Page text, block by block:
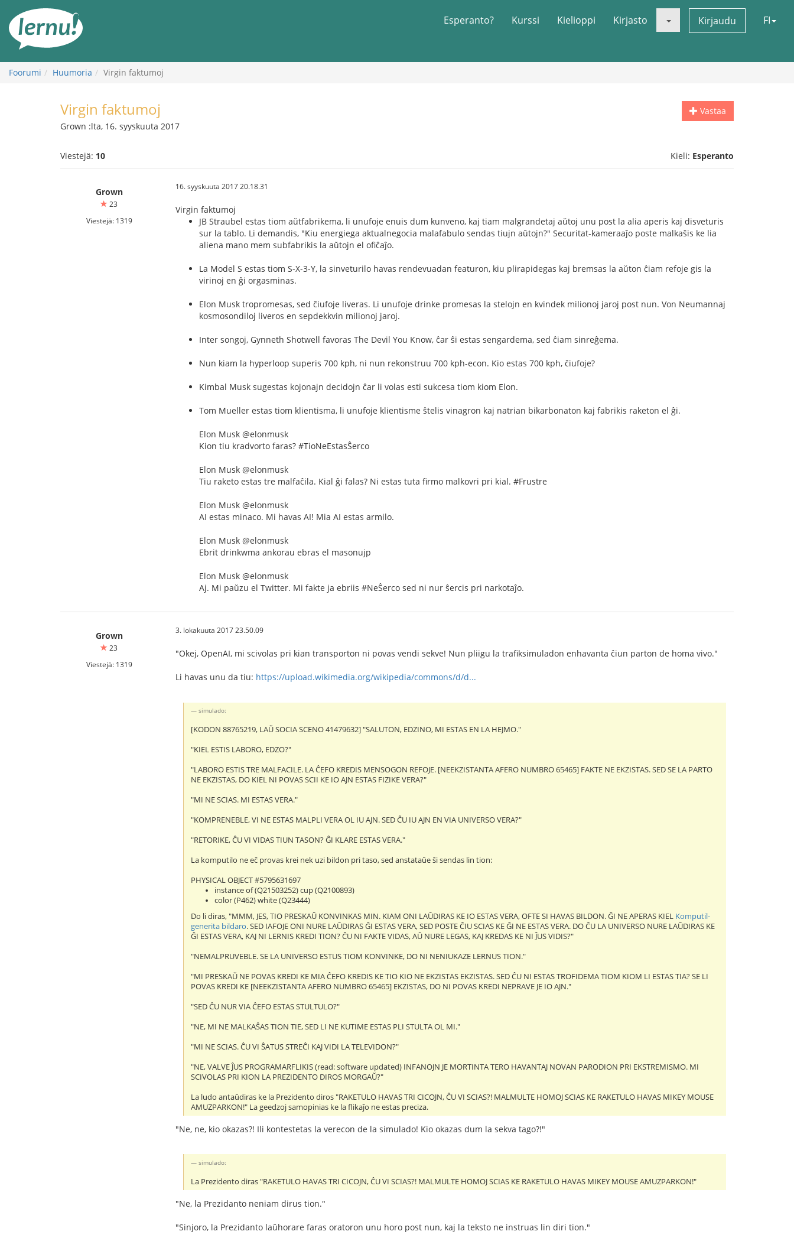
sisältöön
Esperanto? Kurssi Kielioppi Kirjasto Kirjaudu FI
Foorumi Huumoria Virgin faktumoj
Vastaa
Virgin faktumoj
Grown :lta, 16. syyskuuta 2017
Viestejä: 10 Kieli: Esperanto
Grown
23
Viestejä: 1319
16. syyskuuta 2017 20.18.31
Virgin faktumoj
JB Straubel estas tiom aŭtfabrikema, li unufoje enuis dum kunveno, kaj tiam malgrandetaj aŭtoj unu post la alia aperis kaj disveturis
sur la tablo. Li demandis, "Kiu energiega aktualnegocia malafabulo sendas tiujn aŭtojn?" Securitat-kameraaĵo poste malkaŝis ke lia
aliena mano mem subfabrikis la aŭtojn el ofiĉaĵo.
La Model S estas tiom S-X-3-Y, la sinveturilo havas rendevuadan featuron, kiu plirapidegas kaj bremsas la aŭton ĉiam refoje gis la
virinoj en ĝi orgasminas.
Elon Musk tropromesas, sed ĉiufoje liveras. Li unufoje drinke promesas la stelojn en kvindek milionoj jaroj post nun. Von Neumannaj
kosmosondiloj liveros en sepdekkvin milionoj jaroj.
Inter songoj, Gynneth Shotwell favoras The Devil You Know, ĉar ŝi estas sengardema, sed ĉiam sinreĝema.
Nun kiam la hyperloop superis 700 kph, ni nun rekonstruu 700 kph-econ. Kio estas 700 kph, ĉiufoje?
Kimbal Musk sugestas kojonajn decidojn ĉar li volas esti sukcesa tiom kiom Elon.
Tom Mueller estas tiom klientisma, li unufoje klientisme ŝtelis vinagron kaj natrian bikarbonaton kaj fabrikis raketon el ĝi.
Elon Musk @elonmusk
Kion tiu kradvorto faras? #TioNeEstasŜerco
Elon Musk @elonmusk
Tiu raketo estas tre malfaĉila. Kial ĝi falas? Ni estas tuta firmo malkovri pri kial. #Frustre
Elon Musk @elonmusk
AI estas minaco. Mi havas AI! Mia AI estas armilo.
Elon Musk @elonmusk
Ebrit drinkwma ankorau ebras el masonujp
Elon Musk @elonmusk
Aj. Mi paŭzu el Twitter. Mi fakte ja ebriis #NeŜerco sed ni nur ŝercis pri narkotaĵo.
Grown
23
Viestejä: 1319
3. lokakuuta 2017 23.50.09
"Okej, OpenAI, mi scivolas pri kian transporton ni povas vendi sekve! Nun pliigu la trafiksimuladon enhavanta ĉiun parton de homa vivo."
Li havas unu da tiu: https://upload.wikimedia.org/wikipedia/commons/d/d...
simulado:
[KODON 88765219, LAŬ SOCIA SCENO 41479632] "SALUTON, EDZINO, MI ESTAS EN LA HEJMO."
"KIEL ESTIS LABORO, EDZO?"
"LABORO ESTIS TRE MALFACILE. LA ĈEFO KREDIS MENSOGON REFOJE. [NEEKZISTANTA AFERO NUMBRO 65465] FAKTE NE EKZISTAS. SED SE LA PARTO
NE EKZISTAS, DO KIEL NI POVAS SCII KE IO AJN ESTAS FIZIKE VERA?"
"MI NE SCIAS. MI ESTAS VERA."
"KOMPRENEBLE, VI NE ESTAS MALPLI VERA OL IU AJN. SED ĈU IU AJN EN VIA UNIVERSO VERA?"
"RETORIKE, ĈU VI VIDAS TIUN TASON? ĜI KLARE ESTAS VERA."
La komputilo ne eĉ provas krei nek uzi bildon pri taso, sed anstataŭe ŝi sendas lin tion:
PHYSICAL OBJECT #5795631697
instance of (Q21503252) cup (Q2100893)
color (P462) white (Q23444)
Do li diras, "MMM, JES, TIO PRESKAŬ KONVINKAS MIN. KIAM ONI LAŬDIRAS KE IO ESTAS VERA, OFTE SI HAVAS BILDON. ĜI NE APERAS KIEL Komputil-
generita bildaro. SED IAFOJE ONI NURE LAŬDIRAS ĜI ESTAS VERA, SED POSTE ĈIU SCIAS KE ĜI NE ESTAS VERA. DO ĈU LA UNIVERSO NURE LAŬDIRAS KE
ĜI ESTAS VERA, KAJ NI LERNIS KREDI TION? ĈU NI FAKTE VIDAS, AŬ NURE LEGAS, KAJ KREDAS KE NI ĴUS VIDIS?"
"NEMALPRUVEBLE. SE LA UNIVERSO ESTUS TIOM KONVINKE, DO NI NENIUKAZE LERNUS TION."
"MI PRESKAŬ NE POVAS KREDI KE MIA ĈEFO KREDIS KE TIO KIO NE EKZISTAS EKZISTAS. SED ĈU NI ESTAS TROFIDEMA TIOM KIOM LI ESTAS TIA? SE LI
POVAS KREDI KE [NEEKZISTANTA AFERO NUMBRO 65465] EKZISTAS, DO NI POVAS KREDI NEPRAVE JE IO AJN."
"SED ĈU NUR VIA ĈEFO ESTAS STULTULO?"
"NE, MI NE MALKAŜAS TION TIE, SED LI NE KUTIME ESTAS PLI STULTA OL MI."
"MI NE SCIAS. ĈU VI ŜATUS STREĈI KAJ VIDI LA TELEVIDON?"
"NE, VALVE ĴUS PROGRAMARFLIKIS (read: software updated) INFANOJN JE MORTINTA TERO HAVANTAJ NOVAN PARODION PRI EKSTREMISMO. MI
SCIVOLAS PRI KION LA PREZIDENTO DIROS MORGAŬ?"
La ludo antaŭdiras ke la Prezidento diros "RAKETULO HAVAS TRI CICOJN, ĈU VI SCIAS?! MALMULTE HOMOJ SCIAS KE RAKETULO HAVAS MIKEY MOUSE
AMUZPARKON!" La geedzoj samopinias ke la flikaĵo ne estas preciza.
"Ne, ne, kio okazas?! Ili kontestetas la verecon de la simulado! Kio okazas dum la sekva tago?!"
simulado:
La Prezidento diras "RAKETULO HAVAS TRI CICOJN, ĈU VI SCIAS?! MALMULTE HOMOJ SCIAS KE RAKETULO HAVAS MIKEY MOUSE AMUZPARKON!"
"Ne, la Prezidanto neniam dirus tion."
"Sinjoro, la Prezidanto laŭhorare faras oratoron unu horo post nun, kaj la teksto ne instruas lin diri tion."